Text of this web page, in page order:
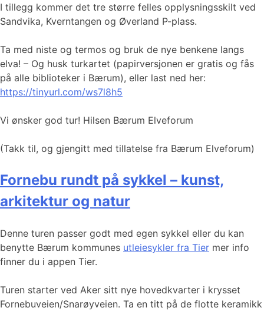
I tillegg kommer det tre større felles opplysningsskilt ved
Sandvika, Kverntangen og Øverland P-plass.
Ta med niste og termos og bruk de nye benkene langs
elva! – Og husk turkartet (papirversjonen er gratis og fås
på alle biblioteker i Bærum), eller last ned her:
https://tinyurl.com/ws7l8h5
Vi ønsker god tur! Hilsen Bærum Elveforum
(Takk til, og gjengitt med tillatelse fra Bærum Elveforum)
Fornebu rundt på sykkel – kunst,
arkitektur og natur
Denne turen passer godt med egen sykkel eller du kan
benytte Bærum kommunes utleiesykler fra Tier mer info
finner du i appen Tier.
Turen starter ved Aker sitt nye hovedkvarter i krysset
Fornebuveien/Snarøyveien. Ta en titt på de flotte keramikk